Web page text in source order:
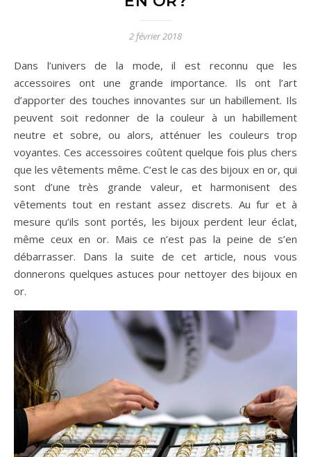
2 février 2018
Dans l’univers de la mode, il est reconnu que les
accessoires ont une grande importance. Ils ont l’art
d’apporter des touches innovantes sur un habillement. Ils
peuvent soit redonner de la couleur à un habillement
neutre et sobre, ou alors, atténuer les couleurs trop
voyantes. Ces accessoires coûtent quelque fois plus chers
que les vêtements même. C’est le cas des bijoux en or, qui
sont d’une très grande valeur, et harmonisent des
vêtements tout en restant assez discrets. Au fur et à
mesure qu’ils sont portés, les bijoux perdent leur éclat,
même ceux en or. Mais ce n’est pas la peine de s’en
débarrasser. Dans la suite de cet article, nous vous
donnerons quelques astuces pour nettoyer des bijoux en
or.